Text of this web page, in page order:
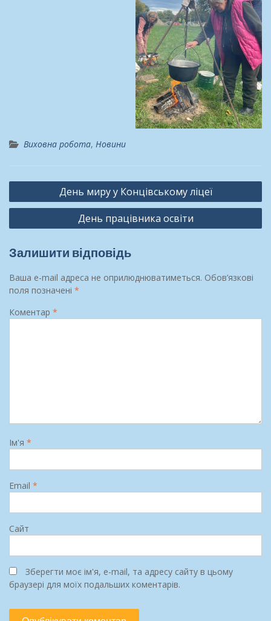
Виховна робота, Новини
Навігація
записів
День миру у Концівському ліцеї
День працівника освіти
Залишити відповідь
Ваша e-mail адреса не оприлюднюватиметься. Обов’язкові
поля позначені *
Коментар *
Ім'я *
Email *
Сайт
Зберегти моє ім'я, e-mail, та адресу сайту в цьому
браузері для моїх подальших коментарів.